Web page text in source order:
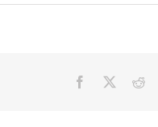
Facebook